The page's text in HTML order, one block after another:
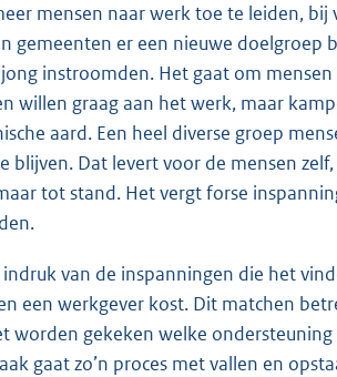
mensen naar werk toe te leiden,
gemeenten er een nieuwe doelgroep
instroomden. Het gaat om
willen graag aan het werk, maar
aard. Een heel diverse groep
Dat levert voor de mensen
tot stand. Het vergt forse
van de inspanningen die het
een werkgever kost. Dit matchen
worden gekeken welke
gaat zo’n proces met vallen en